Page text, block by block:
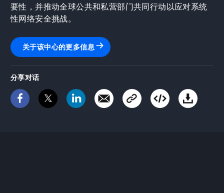
要性，并推动全球公共和私营部门共同行动以应对系统
性网络安全挑战。
关于该中心的更多信息
分享对话